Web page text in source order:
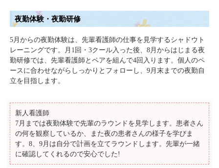
夜勤体験・夜勤研修
5月からの夜勤体験は、先輩看護師の仕事を見学するシャドウト
レーニングです。月1回・3クール入った後、8月からはじまる夜
勤研修では、先輩看護師とペアを組んで4回入ります。個人のペ
ースに合わせながらしっかりとフォローし、9月末までの夜勤自
立を目指します。
新人看護師
7月までは夜勤体験で先輩のラウンドを見学します。患者さん
の何を観察しているか、また夜の患者さんの様子を学びま
す。8、9月は自分で計画を立てラウンドします。先輩が一緒
に確認してくれるので安心でした!